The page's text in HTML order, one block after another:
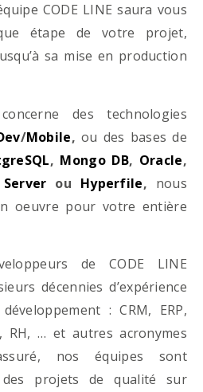
CODE LINE saura vous
étape de votre projet,
sa mise en production
des technologies
/Mobile, ou des bases de
, Mongo DB, Oracle,
ou Hyperfile, nous
oeuvre pour votre entière
de CODE LINE
décennies d’expérience
: CRM, ERP,
RH, … et autres acronymes
nos équipes sont
projets de qualité sur